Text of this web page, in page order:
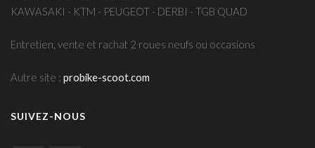
KAWASAKI - KTM - PEUGEOT - DERBI - TGB QUAD
Entretien, vente et rachat 2 roues neufs ou occasions
Autre site : probike-scoot.com
SUIVEZ-NOUS